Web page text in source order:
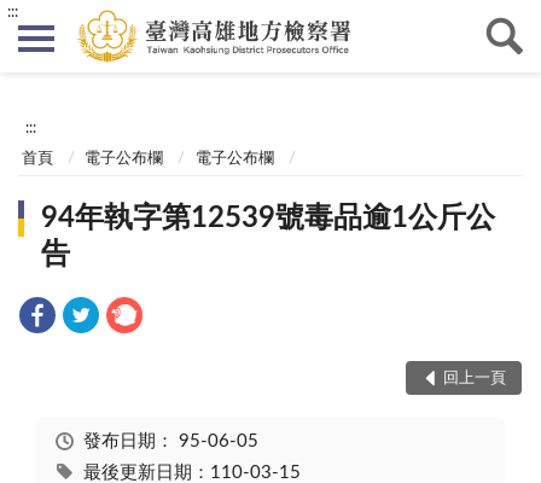
:::
:::
首頁 電子公布欄 電子公布欄
94年執字第12539號毒品逾1公斤公
告
回上一頁
發布日期： 95-06-05
最後更新日期：110-03-15